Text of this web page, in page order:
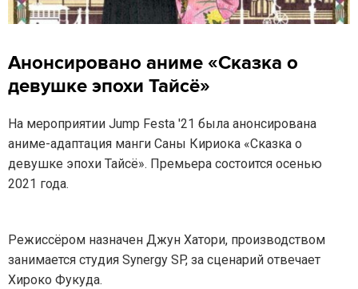
Анонсировано аниме «Сказка о
девушке эпохи Тайсё»
На мероприятии Jump Festa '21 была анонсирована
аниме-адаптация манги Саны Кириока «Сказка о
девушке эпохи Тайсё». Премьера состоится осенью
2021 года.
Режиссёром назначен Джун Хатори, производством
занимается студия Synergy SP, за сценарий отвечает
Хироко Фукуда.